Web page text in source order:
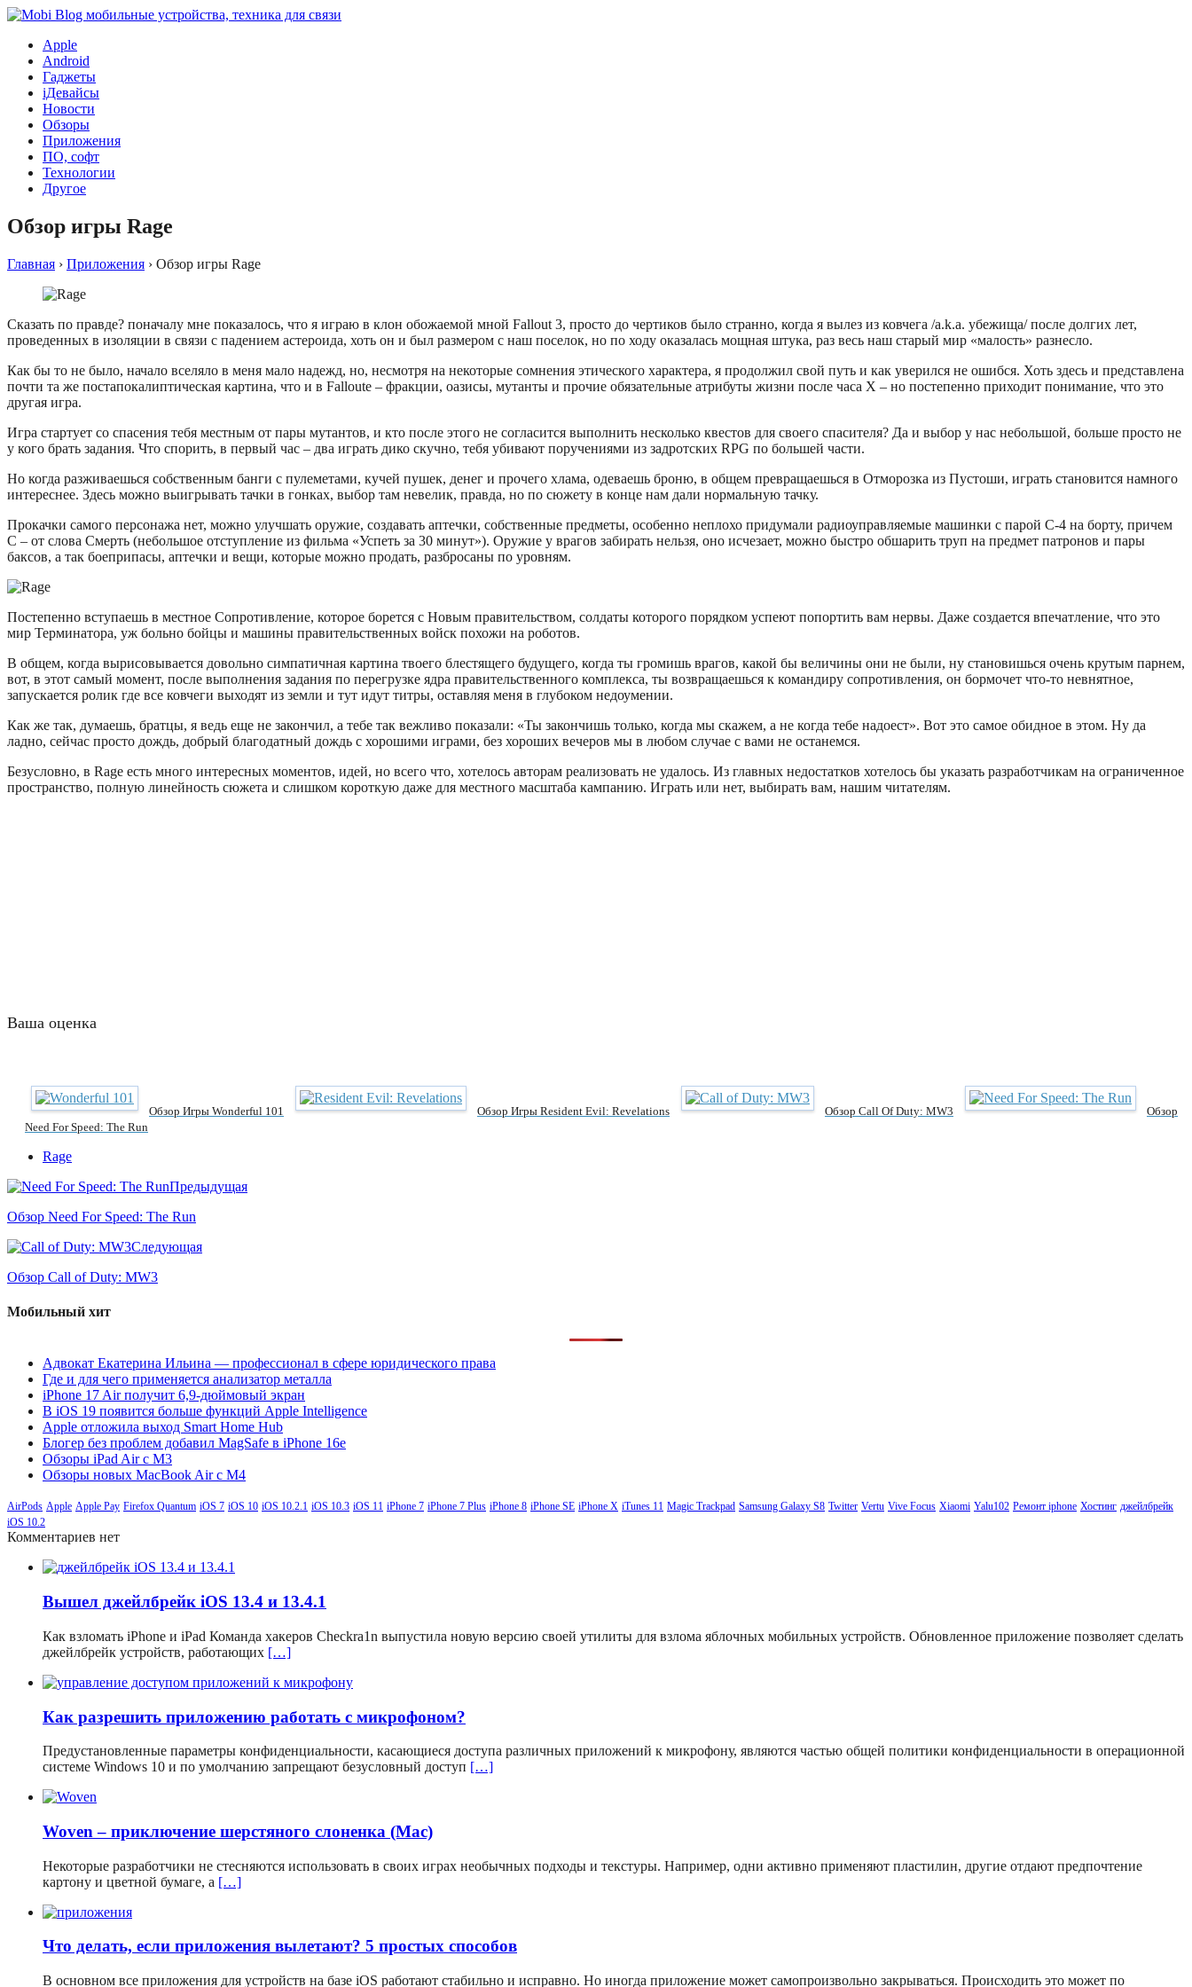
Apple
Android
Гаджеты
iДевайсы
Новости
Обзоры
Приложения
ПО, софт
Технологии
Другое
Обзор игры Rage
Главная › Приложения › Обзор игры Rage
Сказать по правде? поначалу мне показалось, что я играю в клон обожаемой мной Fallout 3, просто до чертиков было странно, когда я вылез из ковчега /a.k.a. убежища/ после долгих лет,
проведенных в изоляции в связи с падением астероида, хоть он и был размером с наш поселок, но по ходу оказалась мощная штука, раз весь наш старый мир «малость» разнесло.
Как бы то не было, начало вселяло в меня мало надежд, но, несмотря на некоторые сомнения этического характера, я продолжил свой путь и как уверился не ошибся. Хоть здесь и представлена
почти та же постапокалиптическая картина, что и в Falloute – фракции, оазисы, мутанты и прочие обязательные атрибуты жизни после часа X – но постепенно приходит понимание, что это
другая игра.
Игра стартует со спасения тебя местным от пары мутантов, и кто после этого не согласится выполнить несколько квестов для своего спасителя? Да и выбор у нас небольшой, больше просто не
у кого брать задания. Что спорить, в первый час – два играть дико скучно, тебя убивают поручениями из задротских RPG по большей части.
Но когда разживаешься собственным банги с пулеметами, кучей пушек, денег и прочего хлама, одеваешь броню, в общем превращаешься в Отморозка из Пустоши, играть становится намного
интереснее. Здесь можно выигрывать тачки в гонках, выбор там невелик, правда, но по сюжету в конце нам дали нормальную тачку.
Прокачки самого персонажа нет, можно улучшать оружие, создавать аптечки, собственные предметы, особенно неплохо придумали радиоуправляемые машинки с парой С-4 на борту, причем
С – от слова Смерть (небольшое отступление из фильма «Успеть за 30 минут»). Оружие у врагов забирать нельзя, оно исчезает, можно быстро обшарить труп на предмет патронов и пары
баксов, а так боеприпасы, аптечки и вещи, которые можно продать, разбросаны по уровням.
Постепенно вступаешь в местное Сопротивление, которое борется с Новым правительством, солдаты которого порядком успеют попортить вам нервы. Даже создается впечатление, что это
мир Терминатора, уж больно бойцы и машины правительственных войск похожи на роботов.
В общем, когда вырисовывается довольно симпатичная картина твоего блестящего будущего, когда ты громишь врагов, какой бы величины они не были, ну становишься очень крутым парнем,
вот, в этот самый момент, после выполнения задания по перегрузке ядра правительственного комплекса, ты возвращаешься к командиру сопротивления, он бормочет что-то невнятное,
запускается ролик где все ковчеги выходят из земли и тут идут титры, оставляя меня в глубоком недоумении.
Как же так, думаешь, братцы, я ведь еще не закончил, а тебе так вежливо показали: «Ты закончишь только, когда мы скажем, а не когда тебе надоест». Вот это самое обидное в этом. Ну да
ладно, сейчас просто дождь, добрый благодатный дождь с хорошими играми, без хороших вечеров мы в любом случае с вами не останемся.
Безусловно, в Rage есть много интересных моментов, идей, но всего что, хотелось авторам реализовать не удалось. Из главных недостатков хотелось бы указать разработчикам на ограниченное
пространство, полную линейность сюжета и слишком короткую даже для местного масштаба кампанию. Играть или нет, выбирать вам, нашим читателям.
Ваша оценка
Обзор Игры Wonderful 101 Обзор Игры Resident Evil: Revelations Обзор Call Of Duty: MW3
Обзор
Need For Speed: The Run
Rage
Предыдущая
Обзор Need For Speed: The Run
Следующая
Обзор Call of Duty: MW3
Мобильный хит
Адвокат Екатерина Ильина — профессионал в сфере юридического права
Где и для чего применяется анализатор металла
iPhone 17 Air получит 6,9-дюймовый экран
В iOS 19 появится больше функций Apple Intelligence
Apple отложила выход Smart Home Hub
Блогер без проблем добавил MagSafe в iPhone 16e
Обзоры iPad Air с M3
Обзоры новых MacBook Air с M4
AirPods Apple Apple Pay Firefox Quantum iOS 7 iOS 10 iOS 10.2.1 iOS 10.3 iOS 11 iPhone 7 iPhone 7 Plus iPhone 8 iPhone SE iPhone X iTunes 11 Magic Trackpad Samsung Galaxy S8 Twitter Vertu Vive Focus Xiaomi Yalu102 Ремонт iphone Хостинг джейлбрейк
iOS 10.2
Комментариев нет
Вышел джейлбрейк iOS 13.4 и 13.4.1
Как взломать iPhone и iPad Команда хакеров Checkra1n выпустила новую версию своей утилиты для взлома яблочных мобильных устройств. Обновленное приложение позволяет сделать
джейлбрейк устройств, работающих […]
Как разрешить приложению работать с микрофоном?
Предустановленные параметры конфиденциальности, касающиеся доступа различных приложений к микрофону, являются частью общей политики конфиденциальности в операционной
системе Windows 10 и по умолчанию запрещают безусловный доступ […]
Woven – приключение шерстяного слоненка (Mac)
Некоторые разработчики не стесняются использовать в своих играх необычных подходы и текстуры. Например, одни активно применяют пластилин, другие отдают предпочтение
картону и цветной бумаге, а […]
Что делать, если приложения вылетают? 5 простых способов
В основном все приложения для устройств на базе iOS работают стабильно и исправно. Но иногда приложение может самопроизвольно закрываться. Происходить это может по